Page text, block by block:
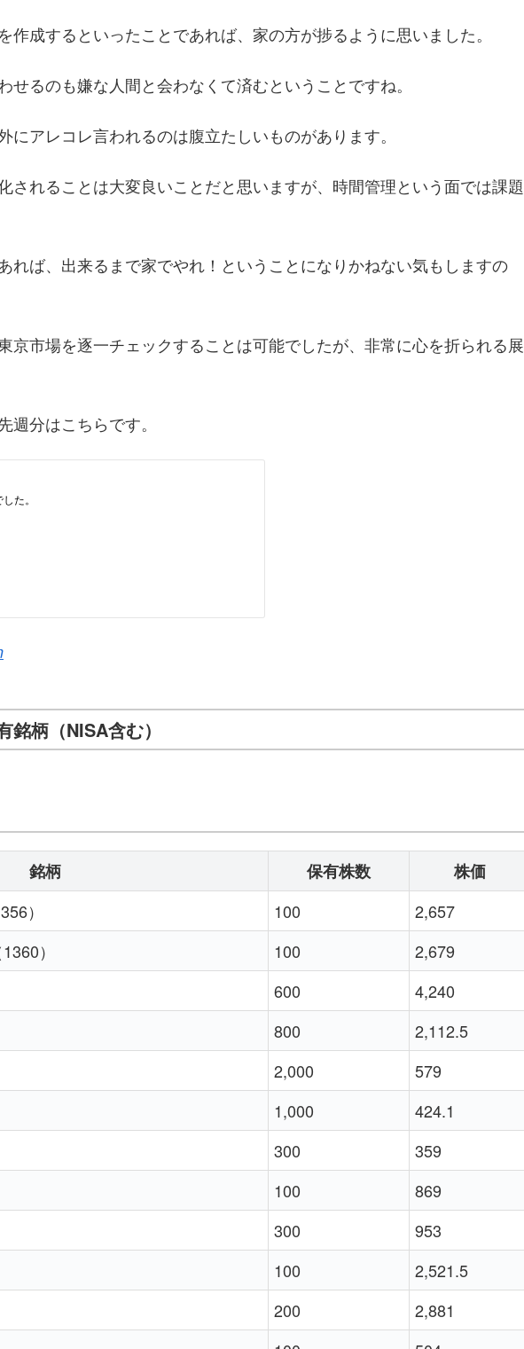
作成するといったことであれば、家の方が捗るように思いました。
せるのも嫌な人間と会わなくて済むということですね。
にアレコレ言われるのは腹立たしいものがあります。
されることは大変良いことだと思いますが、時間管理という面では課題
れば、出来るまで家でやれ！ということになりかねない気もしますの
京市場を逐一チェックすることは可能でしたが、非常に心を折られる展
週分はこちらです。
銘柄（NISA含む）
銘柄 保有株数
株価
）
100
2,657
）
100
2,679
600
4,240
800
2,112.5
2,000
579
1,000
424.1
300
359
100
869
300
953
100
2,521.5
200
2,881